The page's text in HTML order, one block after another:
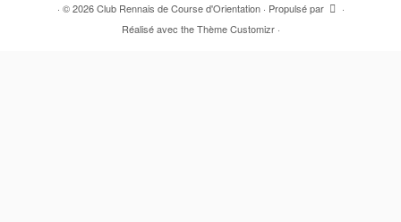
· © 2026 Club Rennais de Course d'Orientation· Propulsé par
·
Réalisé avec theThème Customizr·